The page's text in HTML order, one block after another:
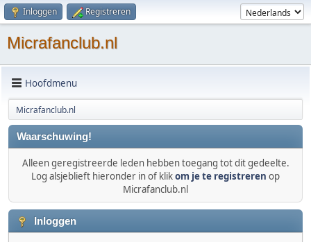
Inloggen Registreren
Micrafanclub.nl
Hoofdmenu
Micrafanclub.nl
Waarschuwing!
Alleen geregistreerde leden hebben toegang tot dit gedeelte.
Log alsjeblieft hieronder in of klikom je te registreren op
Micrafanclub.nl
Inloggen